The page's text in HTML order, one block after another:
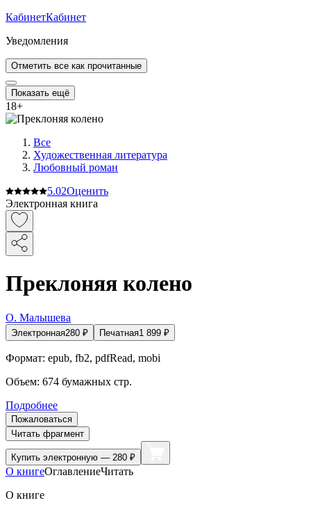
КабинетКабинет
Уведомления
Отметить все как прочитанные
Показать ещё
18+
Все
Художественная литература
Любовный роман
5.02Оценить
Электронная книга
Преклоняя колено
О. Малышева
Электронная280 ₽ Печатная1 899 ₽
Формат: epub, fb2, pdfRead, mobi
Объем: 674 бумажных стр.
Подробнее
Пожаловаться
Читать фрагмент
Купить электронную — 280 ₽
О книгеОглавлениеЧитать
О книге